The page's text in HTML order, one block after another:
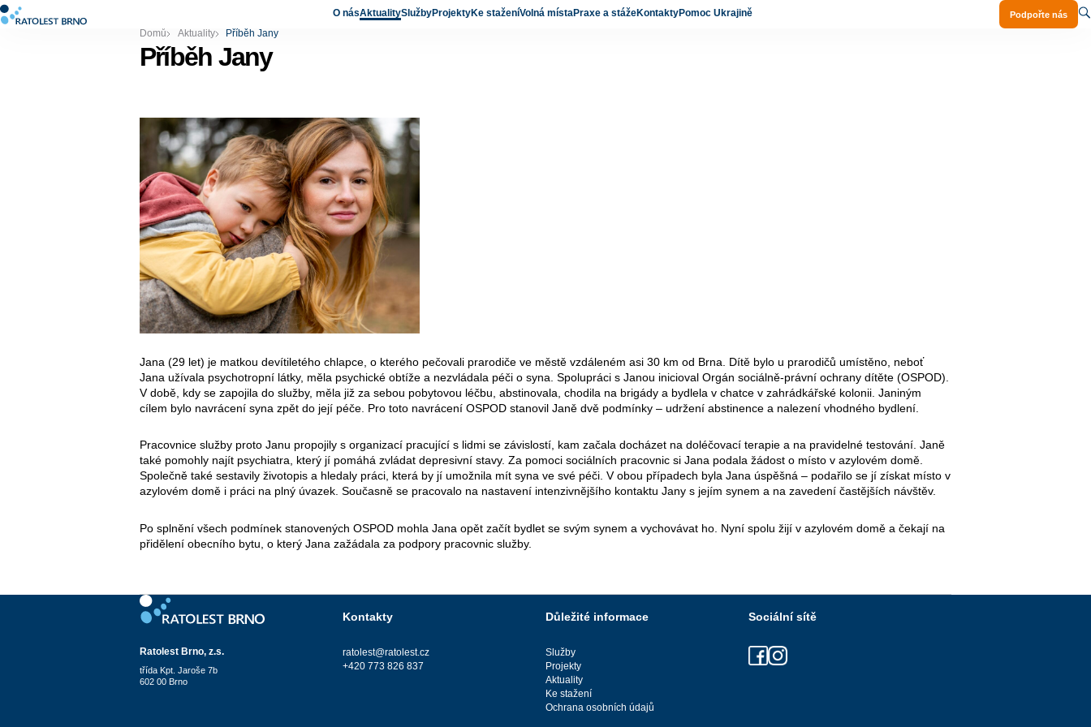
O násAktualitySlužbyProjektyKe staženíVolná místaPraxe a stážeKontaktyPomoc Ukrajině Podpořte nás
Domů Aktuality Příběh Jany
Příběh Jany
Jana (29 let) je matkou devítiletého chlapce, o kterého pečovali prarodiče ve městě vzdáleném asi 30 km od Brna. Dítě bylo u prarodičů umístěno, neboť
Jana užívala psychotropní látky, měla psychické obtíže a nezvládala péči o syna. Spolupráci s Janou inicioval Orgán sociálně-právní ochrany dítěte (OSPOD).
V době, kdy se zapojila do služby, měla již za sebou pobytovou léčbu, abstinovala, chodila na brigády a bydlela v chatce v zahrádkářské kolonii. Janiným
cílem bylo navrácení syna zpět do její péče. Pro toto navrácení OSPOD stanovil Janě dvě podmínky – udržení abstinence a nalezení vhodného bydlení.
Pracovnice služby proto Janu propojily s organizací pracující s lidmi se závislostí, kam začala docházet na doléčovací terapie a na pravidelné testování. Janě
také pomohly najít psychiatra, který jí pomáhá zvládat depresivní stavy. Za pomoci sociálních pracovnic si Jana podala žádost o místo v azylovém domě.
Společně také sestavily životopis a hledaly práci, která by jí umožnila mít syna ve své péči. V obou případech byla Jana úspěšná – podařilo se jí získat místo v
azylovém domě i práci na plný úvazek. Současně se pracovalo na nastavení intenzivnějšího kontaktu Jany s jejím synem a na zavedení častějších návštěv.
Po splnění všech podmínek stanovených OSPOD mohla Jana opět začít bydlet se svým synem a vychovávat ho. Nyní spolu žijí v azylovém domě a čekají na
přidělení obecního bytu, o který Jana zažádala za podpory pracovnic služby.
Ratolest Brno, z.s.
třída Kpt. Jaroše 7b
602 00 Brno
Kontakty
ratolest@ratolest.cz
+420 773 826 837
Důležité informace
Služby
Projekty
Aktuality
Ke stažení
Ochrana osobních údajů
Sociální sítě